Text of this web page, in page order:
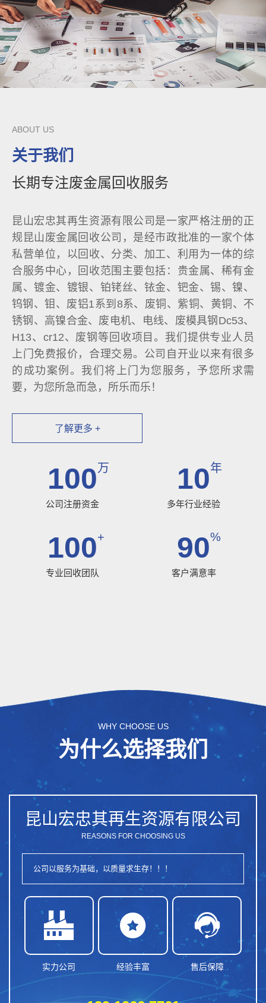
ABOUT US
关于我们
长期专注废金属回收服务
昆山宏忠其再生资源有限公司是一家严格注册的正
规昆山废金属回收公司，是经市政批准的一家个体
私营单位，以回收、分类、加工、利用为一体的综
合服务中心，回收范围主要包括：贵金属、稀有金
属、镀金、镀银、铂铑丝、铱金、钯金、锡、镍、
钨钢、钼、废铝1系到8系、废铜、紫铜、黄铜、不
锈钢、高镍合金、废电机、电线、废模具钢Dc53、
H13、cr12、废钢等回收项目。我们提供专业人员
上门免费报价，合理交易。公司自开业以来有很多
的成功案例。我们将上门为您服务，予您所求需
要，为您所急而急，所乐而乐！
了解更多 +
100万
公司注册资金
10年
多年行业经验
100+
专业回收团队
90%
客户满意率
WHY CHOOSE US
为什么选择我们
昆山宏忠其再生资源有限公司
REASONS FOR CHOOSING US
公司以服务为基础，以质量求生存！！！

实力公司

经验丰富

售后保障